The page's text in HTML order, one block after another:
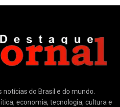
notícias do Brasil e do mundo.
economia, tecnologia, cultura e